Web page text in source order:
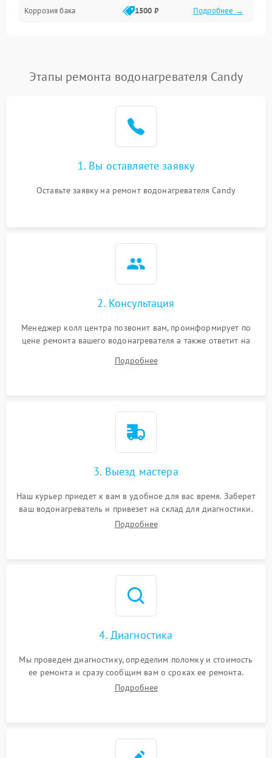
Коррозия бака 1500 ₽ Подробнее →
Этапы ремонта водонагревателя Candy
1. Вы оставляете заявку
Оставьте заявку на ремонт водонагревателя Candy
2. Консультация
Менеджер колл центра позвонит вам, проинформирует по
цене ремонта вашего водонагревателя а также ответит на
Подробнее
3. Выезд мастера
Наш курьер приедет к вам в удобное для вас время. Заберет
ваш водонагреватель и привезет на склад для диагностики.
Подробнее
4. Диагностика
Мы проведем диагностику, определим поломку и стоимость
ее ремонта и сразу сообщим вам о сроках ее ремонта.
Подробнее